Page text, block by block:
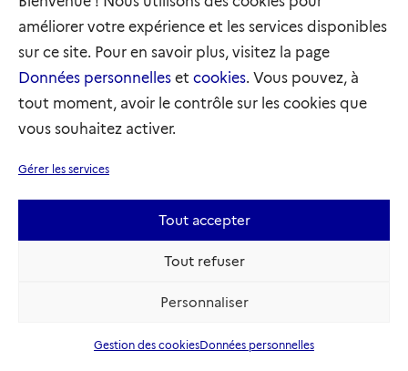
améliorer votre expérience et les services disponibles
sur ce site. Pour en savoir plus, visitez la page
Données personnelles et cookies. Vous pouvez, à
tout moment, avoir le contrôle sur les cookies que
vous souhaitez activer.
Gérer les services
Tout accepter
Tout refuser
Personnaliser
Gestion des cookiesDonnées personnelles
démocratie …» » Damien Fleurot
, préfet et délégué
interministériel, s’interroge :
» Comment j’ai vécu l’accueil des Afghans
Pour moi c’est 2623 personnes qui ont
sans rien ou avec très peu de choses et il y
a eu un cas !
La question que j’attendrai en tant que
Est-ce que le Gouvernement, l’État a fait